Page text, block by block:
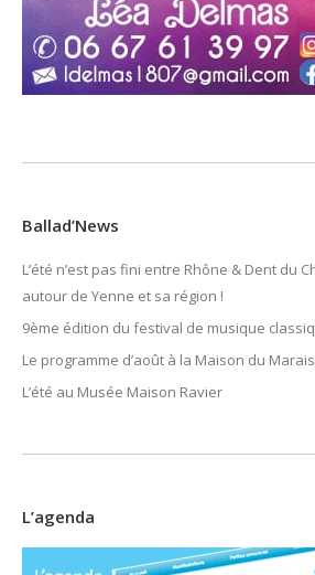
Ballad’News
L’été n’est pas fini entre Rhône & Dent du
autour de Yenne et sa région !
9ème édition du festival de musique
Le programme d’août à la Maison du Marais
L’été au Musée Maison Ravier
L’agenda